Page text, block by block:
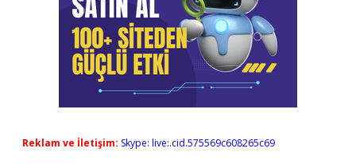
Reklam ve İletişim: Skype: live:.cid.575569c608265c69